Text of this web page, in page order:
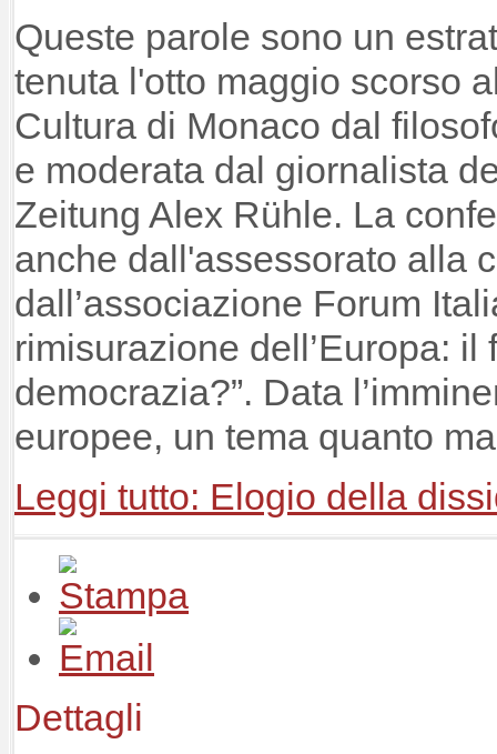
Queste parole sono un
tenuta l'otto maggio scorso
Cultura di Monaco dal
e moderata dal giornalista
Zeitung Alex Rühle. La
anche dall'assessorato alla
dall’associazione Forum
rimisurazione dell’Europa: il
democrazia?”. Data
europee, un tema quanto
Leggi tutto: Elogio della
Dettagli